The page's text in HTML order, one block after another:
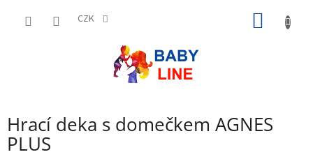
CZK
Hrací deka s domečkem AGNES
PLUS